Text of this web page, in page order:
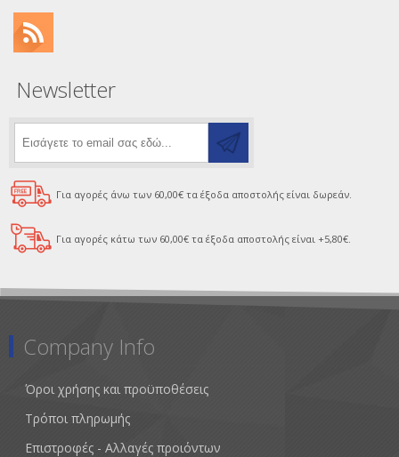
Newsletter
Για αγορές άνω των 60,00€ τα έξοδα αποστολής είναι δωρεάν.
Για αγορές κάτω των 60,00€ τα έξοδα αποστολής είναι +5,80€.
Company Info
Όροι χρήσης και προϋποθέσεις
Τρόποι πληρωμής
Επιστροφές - Αλλαγές προιόντων